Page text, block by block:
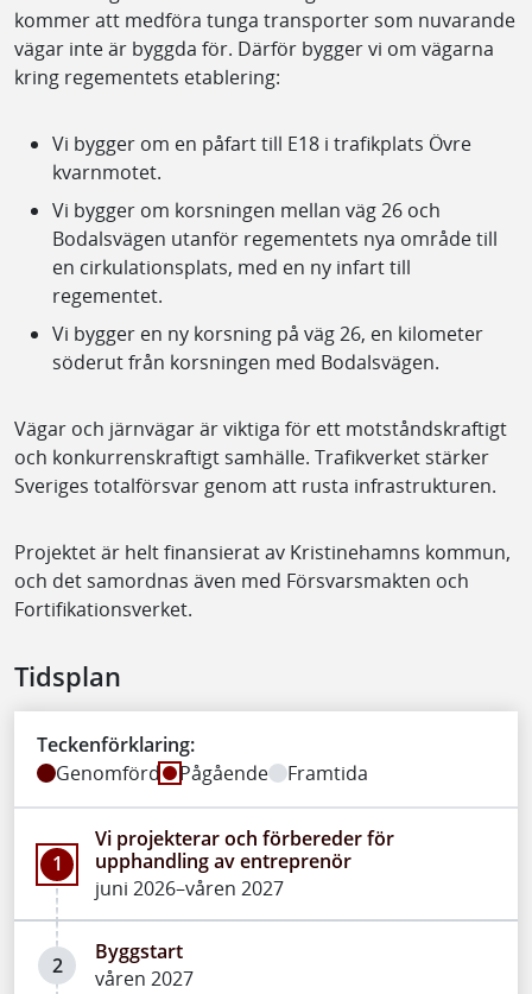
kommer att medföra tunga transporter som nuvarande
vägar inte är byggda för. Därför bygger vi om vägarna
kring regementets etablering:
Vi bygger om en påfart till E18 i trafikplats Övre
kvarnmotet.
Vi bygger om korsningen mellan väg 26 och
Bodalsvägen utanför regementets nya område till
en cirkulationsplats, med en ny infart till
regementet.
Vi bygger en ny korsning på väg 26, en kilometer
söderut från korsningen med Bodalsvägen.
Vägar och järnvägar är viktiga för ett motståndskraftigt
och konkurrenskraftigt samhälle. Trafikverket stärker
Sveriges totalförsvar genom att rusta infrastrukturen.
Projektet är helt finansierat av Kristinehamns kommun,
och det samordnas även med Försvarsmakten och
Fortifikationsverket.
Tidsplan
Teckenförklaring:
Genomförd
Pågående Framtida
1
Vi projekterar och förbereder för
upphandling av entreprenör
juni 2026–våren 2027
2
Byggstart
våren 2027